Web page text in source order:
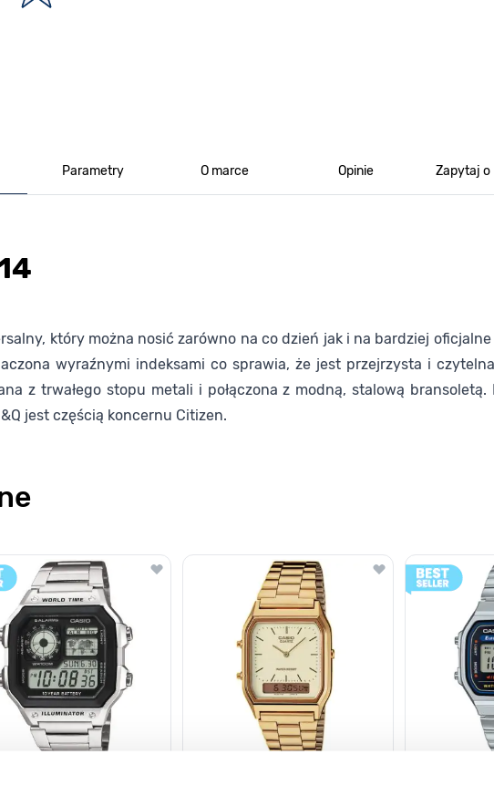
Parametry O marce Opinie Zapytaj o
który można nosić zarówno na co dzień jak i na bardziej
wyraźnymi indeksami co sprawia, że jest przejrzysta i
z trwałego stopu metali i połączona z modną, stalową
jest częścią koncernu Citizen.
za pomocą klawisza tabulacji. Możesz pominąć karuzelę lub przejść